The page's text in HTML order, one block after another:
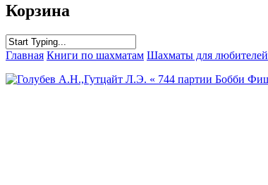
Корзина
Главная Книги по шахматам Шахматы для любителей